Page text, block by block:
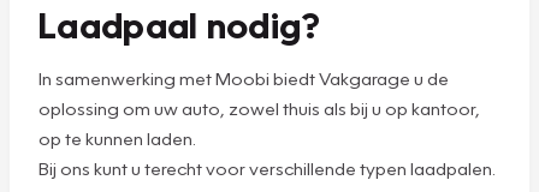
Laadpaal nodig?
In samenwerking met Moobi biedt Vakgarage u de
oplossing om uw auto, zowel thuis als bij u op kantoor,
op te kunnen laden.
Bij ons kunt u terecht voor verschillende typen laadpalen.